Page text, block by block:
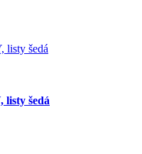
listy šedá